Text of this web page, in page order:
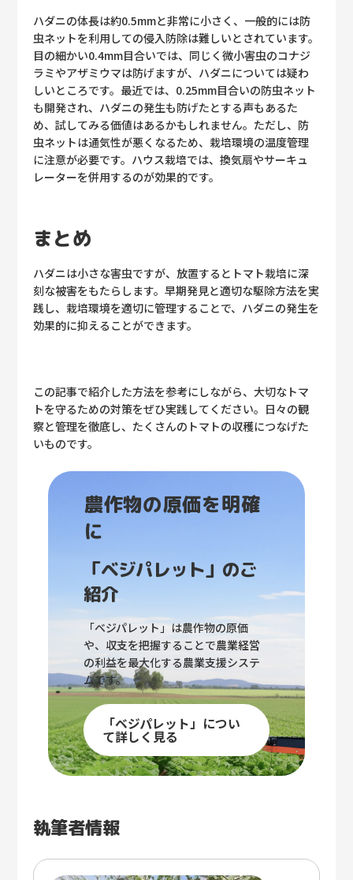
ハダニの体長は約0.5mmと非常に小さく、一般的には防
虫ネットを利用しての侵入防除は難しいとされています。
目の細かい0.4mm目合いでは、同じく微小害虫のコナジ
ラミやアザミウマは防げますが、ハダニについては疑わ
しいところです。最近では、0.25mm目合いの防虫ネット
も開発され、ハダニの発生も防げたとする声もあるた
め、試してみる価値はあるかもしれません。ただし、防
虫ネットは通気性が悪くなるため、栽培環境の温度管理
に注意が必要です。ハウス栽培では、換気扇やサーキュ
レーターを併用するのが効果的です。
まとめ
ハダニは小さな害虫ですが、放置するとトマト栽培に深
刻な被害をもたらします。早期発見と適切な駆除方法を実
践し、栽培環境を適切に管理することで、ハダニの発生を
効果的に抑えることができます。
この記事で紹介した方法を参考にしながら、大切なトマ
トを守るための対策をぜひ実践してください。日々の観
察と管理を徹底し、たくさんのトマトの収穫につなげた
いものです。
農作物の原価を明確
に
「ベジパレット」のご
紹介
「ベジパレット」は農作物の原価
や、収支を把握することで農業経営
の利益を最大化する農業支援システ
ムです。
「ベジパレット」につい
て詳しく見る
執筆者情報